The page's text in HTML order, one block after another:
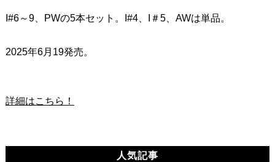
I#6～9、PWの5本セット。I#4、I＃5、AWは単品。
2025年6月19発売。
詳細はこちら！
人気記事